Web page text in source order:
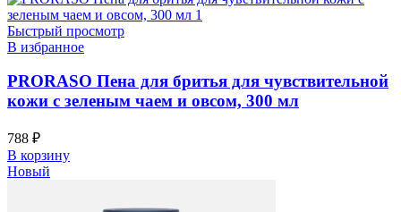
Быстрый просмотр
В избранное
PRORASO Пена для бритья для чувствительной
кожи с зеленым чаем и овсом, 300 мл
788 ₽
В корзину
Новый